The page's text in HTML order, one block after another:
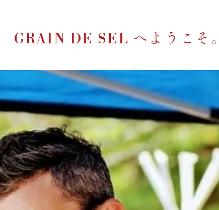
GRAIN DE SEL へようこそ。